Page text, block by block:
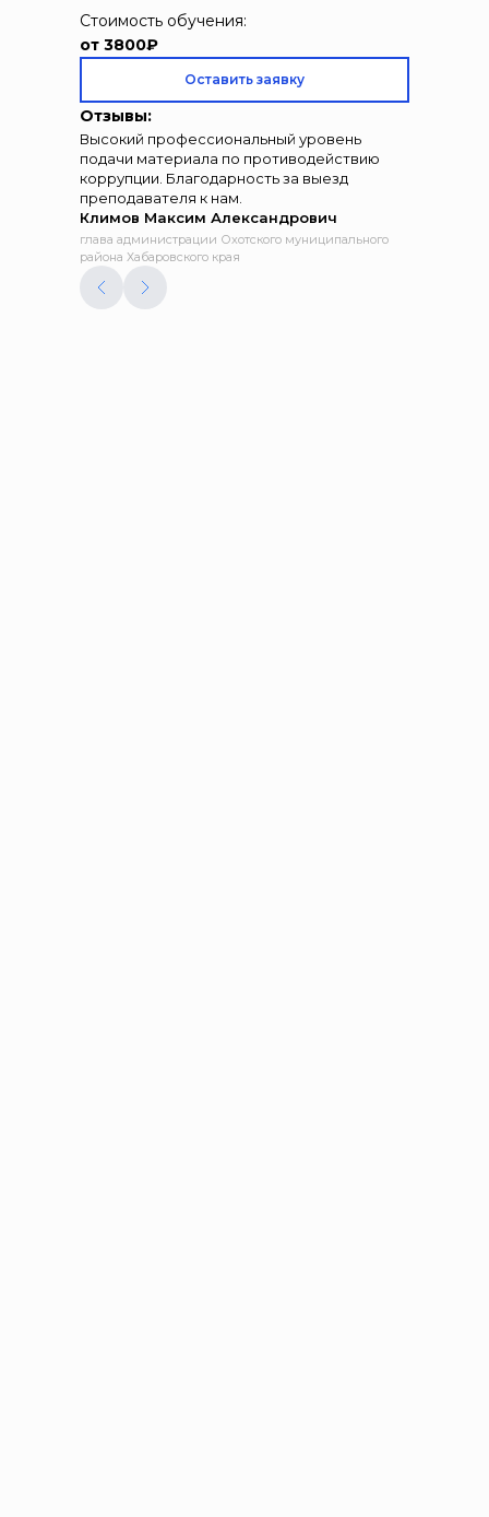
Стоимость обучения:
от 3800₽
Оставить заявку
Отзывы:
Высокий профессиональный уровень
подачи материала по противодействию
коррупции. Благодарность за выезд
преподавателя к нам.
Климов Максим Александрович
глава администрации Охотского муниципального
района Хабаровского края